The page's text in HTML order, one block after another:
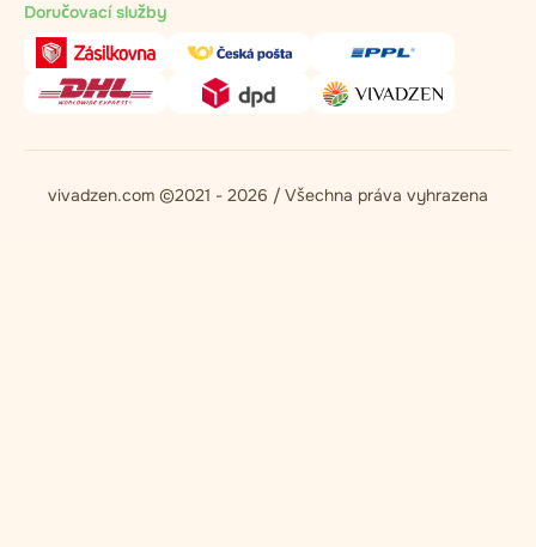
Doručovací služby
vivadzen.com ©2021 - 2026 / Všechna práva vyhrazena